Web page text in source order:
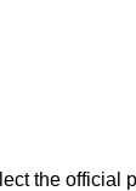
the official